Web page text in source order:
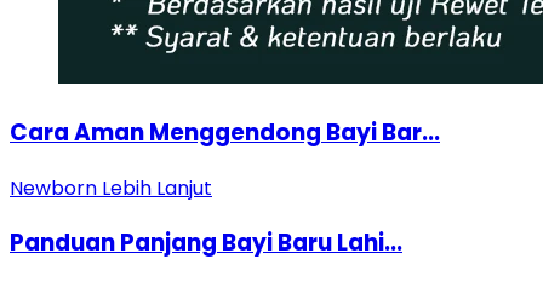
Cara Aman Menggendong Bayi Bar...
Newborn Lebih Lanjut
Panduan Panjang Bayi Baru Lahi...